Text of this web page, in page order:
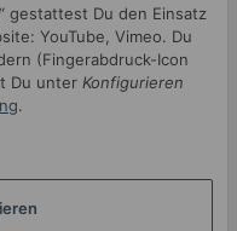
gestattest Du den Einsatz
YouTube, Vimeo. Du
(Fingerabdruck-Icon
Du unter Konfigurieren
.